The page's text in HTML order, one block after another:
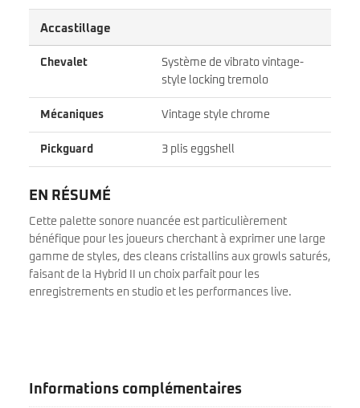
Accastillage
Chevalet
Système de vibrato vintage-
style locking tremolo
Mécaniques Vintage style chrome
Pickguard 3 plis eggshell
EN RÉSUMÉ
Cette palette sonore nuancée est particulièrement
bénéfique pour les joueurs cherchant à exprimer une large
gamme de styles, des cleans cristallins aux growls saturés,
faisant de la Hybrid II un choix parfait pour les
enregistrements en studio et les performances live.
Informations complémentaires